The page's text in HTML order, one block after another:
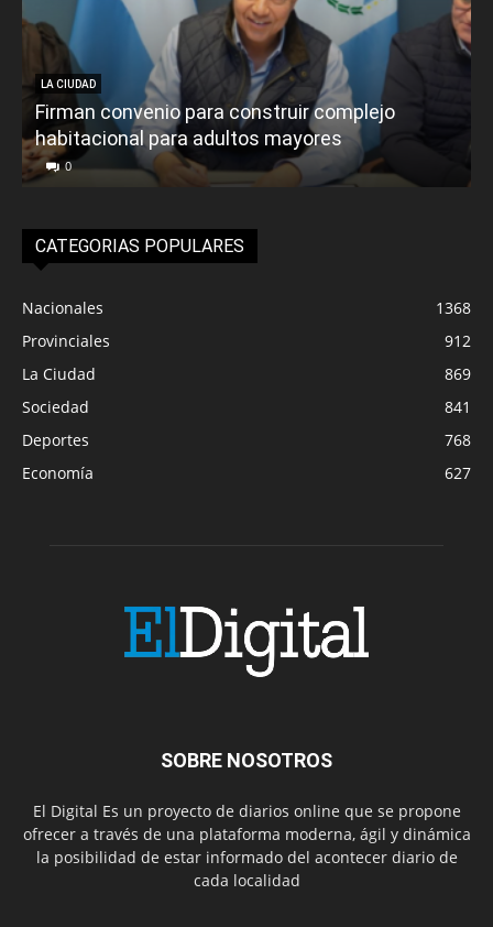
LA CIUDAD
Firman convenio para construir complejo
habitacional para adultos mayores
0
CATEGORIAS POPULARES
Nacionales
1368
Provinciales
912
La Ciudad
869
Sociedad
841
Deportes
768
Economía
627
SOBRE NOSOTROS
El Digital Es un proyecto de diarios online que se propone
ofrecer a través de una plataforma moderna, ágil y dinámica
la posibilidad de estar informado del acontecer diario de
cada localidad